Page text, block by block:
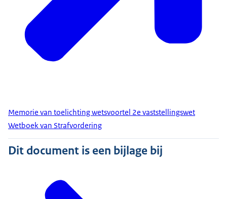
Memorie van toelichting wetsvoortel 2e vaststellingswet
Wetboek van Strafvordering
Dit document is een bijlage bij